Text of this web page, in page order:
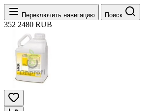
Переключить навигацию Поиск
352 2480 RUB